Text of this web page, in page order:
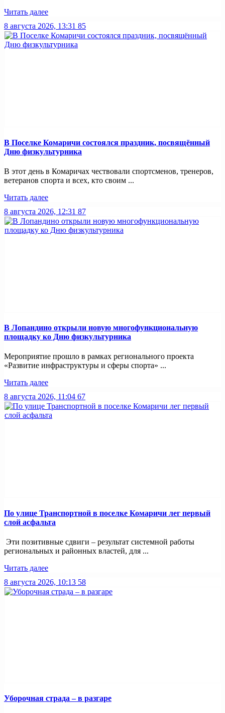
Читать далее
8 августа 2026, 13:31 85
В Поселке Комаричи состоялся праздник, посвящённый
Дню физкультурника
В этот день в Комаричах чествовали спортсменов, тренеров,
ветеранов спорта и всех, кто своим ...
Читать далее
8 августа 2026, 12:31 87
В Лопандино открыли новую многофункциональную
площадку ко Дню физкультурника
Мероприятие прошло в рамках регионального проекта
«Развитие инфраструктуры и сферы спорта» ...
Читать далее
8 августа 2026, 11:04 67
По улице Транспортной в поселке Комаричи лег первый
слой асфальта
Эти позитивные сдвиги – результат системной работы
региональных и районных властей, для ...
Читать далее
8 августа 2026, 10:13 58
Уборочная страда – в разгаре